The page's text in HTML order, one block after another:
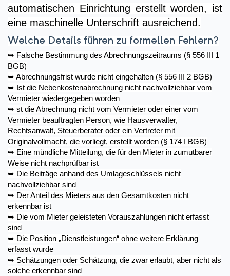
automatischen Einrichtung erstellt worden, ist
eine maschinelle Unterschrift ausreichend.
Welche Details führen zu formellen Fehlern?
➥ Falsche Bestimmung des Abrechnungszeitraums (§ 556 III 1
BGB)
➥ Abrechnungsfrist wurde nicht eingehalten (§ 556 III 2 BGB)
➥ Ist die Nebenkostenabrechnung nicht nachvollziehbar vom
Vermieter wiedergegeben worden
➥ st die Abrechnung nicht vom Vermieter oder einer vom
Vermieter beauftragten Person, wie Hausverwalter,
Rechtsanwalt, Steuerberater oder ein Vertreter mit
Originalvollmacht, die vorliegt, erstellt worden (§ 174 I BGB)
➥ Eine mündliche Mitteilung, die für den Mieter in zumutbarer
Weise nicht nachprüfbar ist
➥ Die Beiträge anhand des Umlageschlüssels nicht
nachvollziehbar sind
➥ Der Anteil des Mieters aus den Gesamtkosten nicht
erkennbar ist
➥ Die vom Mieter geleisteten Vorauszahlungen nicht erfasst
sind
➥ Die Position „Dienstleistungen“ ohne weitere Erklärung
erfasst wurde
➥ Schätzungen oder Schätzung, die zwar erlaubt, aber nicht als
solche erkennbar sind